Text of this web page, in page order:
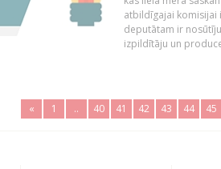
atbildīgajai komisijai
deputātam ir
izpildītāju un
« 1 .. 40 41 42 43 44 45